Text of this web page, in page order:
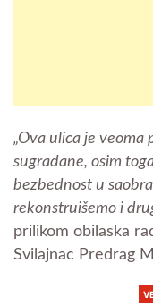
„Ova ulica je veoma
sugrađane, osim
bezbednost u
rekonstruišemo i
prilikom obilaska
Svilajnac Predrag